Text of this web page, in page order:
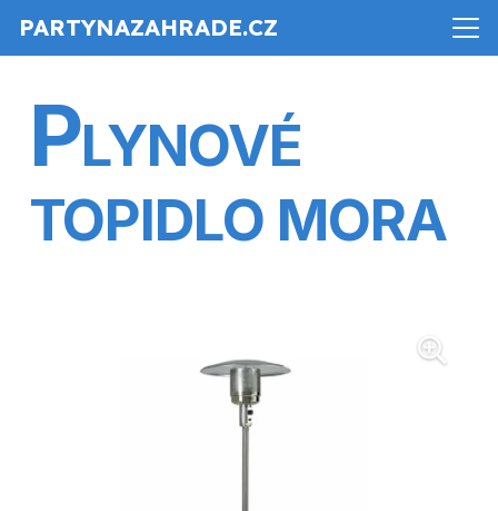
PARTYNAZAHRADE.CZ
PLYNOVÉ
TOPIDLO MORA